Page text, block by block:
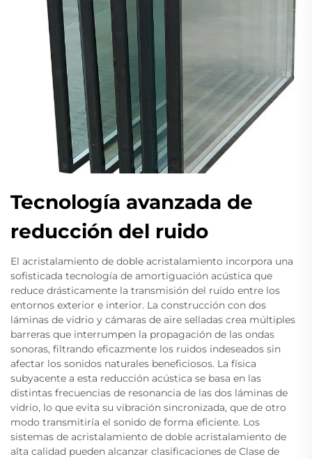
Tecnología avanzada de
reducción del ruido
El acristalamiento de doble acristalamiento incorpora una
sofisticada tecnología de amortiguación acústica que
reduce drásticamente la transmisión del ruido entre los
entornos exterior e interior. La construcción con dos
láminas de vidrio y cámaras de aire selladas crea múltiples
barreras que interrumpen la propagación de las ondas
sonoras, filtrando eficazmente los ruidos indeseados sin
afectar los sonidos naturales beneficiosos. La física
subyacente a esta reducción acústica se basa en las
distintas frecuencias de resonancia de las dos láminas de
vidrio, lo que evita su vibración sincronizada, que de otro
modo transmitiría el sonido de forma eficiente. Los
sistemas de acristalamiento de doble acristalamiento de
alta calidad pueden alcanzar clasificaciones de Clase de